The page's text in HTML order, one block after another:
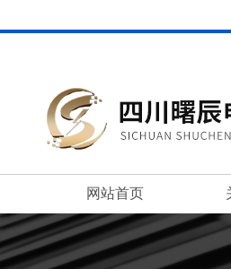
网站首页